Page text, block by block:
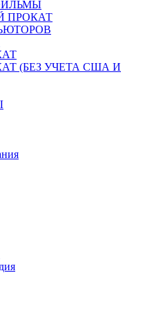
ПРОКАТ
(БЕЗ УЧЕТА США И